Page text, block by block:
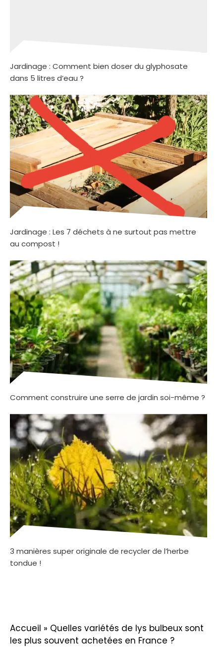
Jardinage : Comment bien doser du glyphosate
dans 5 litres d’eau ?
Jardinage : Les 7 déchets à ne surtout pas mettre
au compost !
Comment construire une serre de jardin soi-même ?
3 manières super originale de recycler de l’herbe
tondue !
Accueil » Quelles variétés de lys bulbeux sont
les plus souvent achetées en France ?